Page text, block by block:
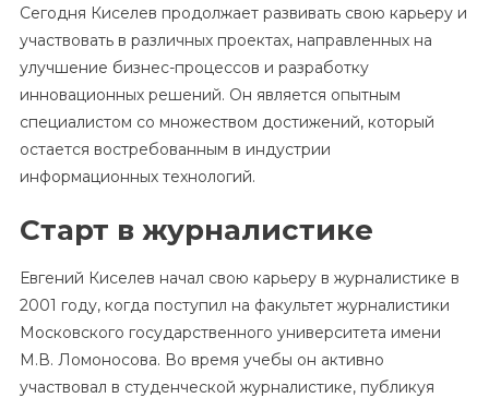
Сегодня Киселев продолжает развивать свою карьеру и
участвовать в различных проектах, направленных на
улучшение бизнес-процессов и разработку
инновационных решений. Он является опытным
специалистом со множеством достижений, который
остается востребованным в индустрии
информационных технологий.
Старт в журналистике
Евгений Киселев начал свою карьеру в журналистике в
2001 году, когда поступил на факультет журналистики
Московского государственного университета имени
М.В. Ломоносова. Во время учебы он активно
участвовал в студенческой журналистике, публикуя